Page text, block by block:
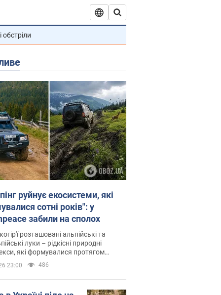
обстріли
руйнує екосистеми, які
сотні років": у
забили на сполох
розташовані альпійські та
луки – рідкісні природні
які формувалися протягом
23:00 486